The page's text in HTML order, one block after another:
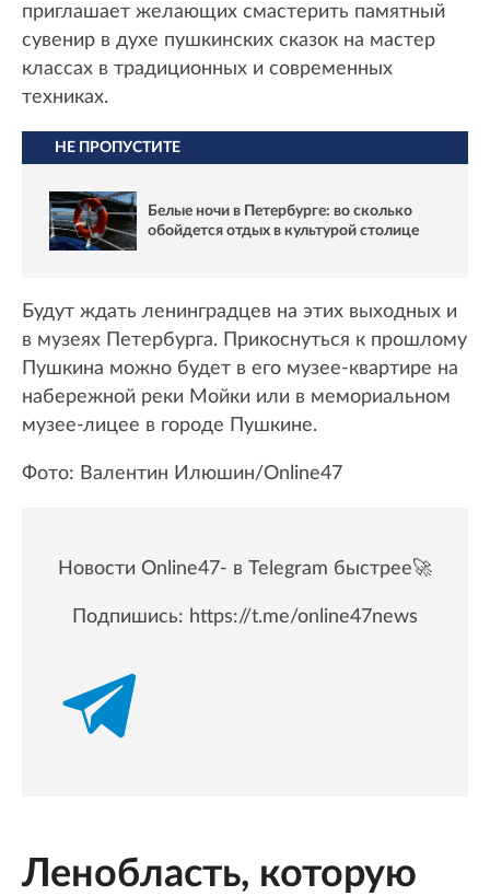
приглашает желающих смастерить памятный
сувенир в духе пушкинских сказок на мастер
классах в традиционных и современных
техниках.
НЕ ПРОПУСТИТЕ
Белые ночи в Петербурге: во сколько
обойдется отдых в культурой столице
Будут ждать ленинградцев на этих выходных и
в музеях Петербурга. Прикоснуться к прошлому
Пушкина можно будет в его музее-квартире на
набережной реки Мойки или в мемориальном
музее-лицее в городе Пушкине.
Фото: Валентин Илюшин/Online47
Новости Online47- в Telegram быстрее🚀
Подпишись: https://t.me/online47news
Ленобласть, которую